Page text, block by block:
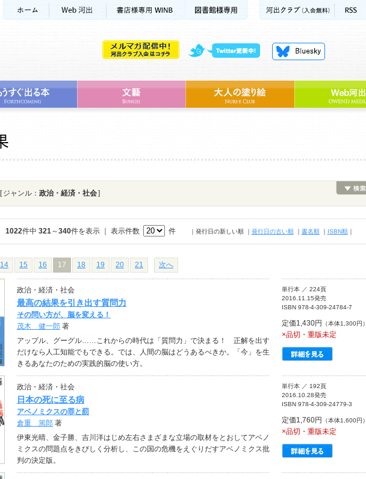
[ ジャンル： 政治・経済・社会]
1022件中 321～340件を表示 ｜ 表示件数 件 ｜発行日の新しい順 ｜ 発行日の古い順 ｜ 書名順 ｜ ISBN順｜
14 15 16 17 18 19 20 21 次へ
政治・経済・社会
最高の結果を引き出す質問力
その問い方が、脳を変える！
茂木 健一郎 著
アップル、グーグル……これからの時代は「質問力」で決まる！ 正解を出す
だけなら人工知能でもできる。では、人間の脳はどうあるべきか。「今」を生
きるあなたのための実践的脳の使い方。
単行本 ／ 224頁
2016.11.15発売
ISBN 978-4-309-24784-7
定価1,430円 （本体1,300円）
×品切・重版未定
政治・経済・社会
日本の死に至る病
アベノミクスの罪と罰
倉重 篤郎 著
伊東光晴、金子勝、吉川洋はじめ左右さまざまな立場の取材をとおしてアベノ
ミクスの問題点をきびしく分析し、この国の危機をえぐりだすアベノミクス批
判の決定版。
単行本 ／ 192頁
2016.10.28発売
ISBN 978-4-309-24779-3
定価1,760円 （本体1,600円）
×品切・重版未定